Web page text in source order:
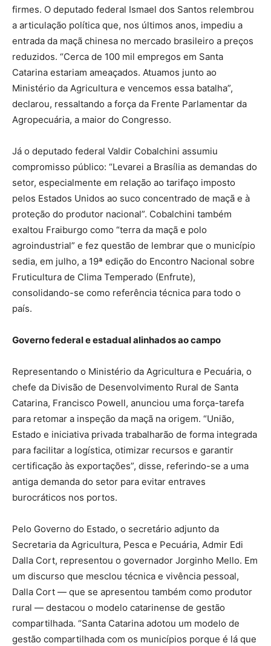
firmes. O deputado federal Ismael dos Santos relembrou
a articulação política que, nos últimos anos, impediu a
entrada da maçã chinesa no mercado brasileiro a preços
reduzidos. “Cerca de 100 mil empregos em Santa
Catarina estariam ameaçados. Atuamos junto ao
Ministério da Agricultura e vencemos essa batalha”,
declarou, ressaltando a força da Frente Parlamentar da
Agropecuária, a maior do Congresso.
Já o deputado federal Valdir Cobalchini assumiu
compromisso público: “Levarei a Brasília as demandas do
setor, especialmente em relação ao tarifaço imposto
pelos Estados Unidos ao suco concentrado de maçã e à
proteção do produtor nacional”. Cobalchini também
exaltou Fraiburgo como “terra da maçã e polo
agroindustrial” e fez questão de lembrar que o município
sedia, em julho, a 19ª edição do Encontro Nacional sobre
Fruticultura de Clima Temperado (Enfrute),
consolidando-se como referência técnica para todo o
país.
Governo federal e estadual alinhados ao campo
Representando o Ministério da Agricultura e Pecuária, o
chefe da Divisão de Desenvolvimento Rural de Santa
Catarina, Francisco Powell, anunciou uma força-tarefa
para retomar a inspeção da maçã na origem. “União,
Estado e iniciativa privada trabalharão de forma integrada
para facilitar a logística, otimizar recursos e garantir
certificação às exportações”, disse, referindo-se a uma
antiga demanda do setor para evitar entraves
burocráticos nos portos.
Pelo Governo do Estado, o secretário adjunto da
Secretaria da Agricultura, Pesca e Pecuária, Admir Edi
Dalla Cort, representou o governador Jorginho Mello. Em
um discurso que mesclou técnica e vivência pessoal,
Dalla Cort — que se apresentou também como produtor
rural — destacou o modelo catarinense de gestão
compartilhada. “Santa Catarina adotou um modelo de
gestão compartilhada com os municípios porque é lá que